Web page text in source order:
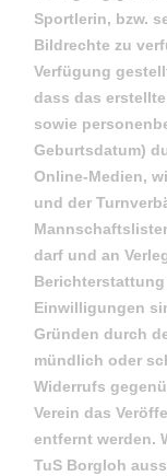
Sportlerin, bzw.
Bildrechte zu
Verfügung
dass das
sowie
Geburtsdatum)
Online-Medien,
und der
darf und an
Einwilligungen
Gründen durch
mündlich oder
Widerrufs
Verein das
entfernt werden.
TuS Borgloh